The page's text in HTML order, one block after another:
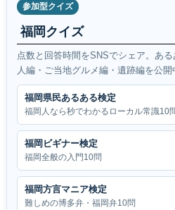
参加型クイズ
福岡クイズ
点数と回答時間をSNSでシェア。あ
人編・ご当地グルメ編・遺跡編を公開
福岡県民あるある検定
福岡人なら秒でわかるローカル常識10
福岡ビギナー検定
福岡全般の入門10問
福岡方言マニア検定
難しめの博多弁・福岡弁10問